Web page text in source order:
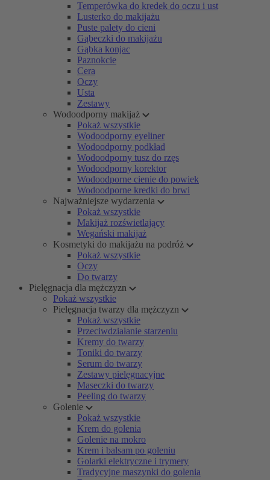
Temperówka do kredek do oczu i ust
Lusterko do makijażu
Puste palety do cieni
Gąbeczki do makijażu
Gąbka konjac
Paznokcie
Cera
Oczy
Usta
Zestawy
Wodoodporny makijaż
Pokaż wszystkie
Wodoodporny eyeliner
Wodoodporny podkład
Wodoodporny tusz do rzęs
Wodoodporny korektor
Wodoodporne cienie do powiek
Wodoodporne kredki do brwi
Najważniejsze wydarzenia
Pokaż wszystkie
Makijaż rozświetlający
Wegański makijaż
Kosmetyki do makijażu na podróż
Pokaż wszystkie
Oczy
Do twarzy
Pielęgnacja dla mężczyzn
Pokaż wszystkie
Pielęgnacja twarzy dla mężczyzn
Pokaż wszystkie
Przeciwdziałanie starzeniu
Kremy do twarzy
Toniki do twarzy
Serum do twarzy
Zestawy pielęgnacyjne
Maseczki do twarzy
Peeling do twarzy
Golenie
Pokaż wszystkie
Krem do golenia
Golenie na mokro
Krem i balsam po goleniu
Golarki elektryczne i trymery
Tradycyjne maszynki do golenia